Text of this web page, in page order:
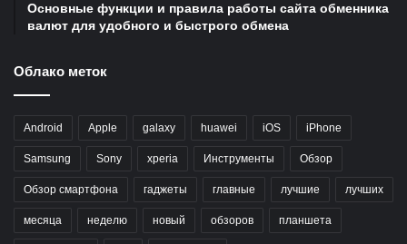
Основные функции и правила работы сайта обменника
валют для удобного и быстрого обмена
Облако меток
Android Apple galaxy huawei iOS iPhone
Samsung Sony xperia Инструменты Обзор
Обзор смартфона гаджеты главные лучшие лучших
месяца неделю новый обзоров планшета